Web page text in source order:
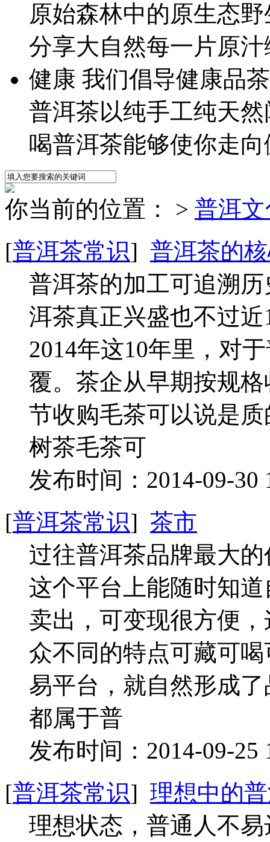
原始森林中的原生态
分享大自然每一片原汁
健康 我们倡导健康品
普洱茶以纯手工纯天然
喝普洱茶能够使你走向
你当前的位置： > 普洱
[普洱茶常识] 普洱茶的
普洱茶的加工可追溯
洱茶真正兴盛也不过
2014年这10年里，对
覆。茶企从早期按规
节收购毛茶可以说是
树茶毛茶可
发布时间：2014-09-
[普洱茶常识] 茶市
过往普洱茶品牌最大
这个平台上能随时知
卖出，可变现很方便
众不同的特点可藏可
易平台，就自然形成
都属于普
发布时间：2014-09-
[普洱茶常识] 理想中的
理想状态，普通人不